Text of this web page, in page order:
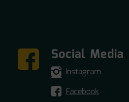
Social Media
Instagram
Facebook